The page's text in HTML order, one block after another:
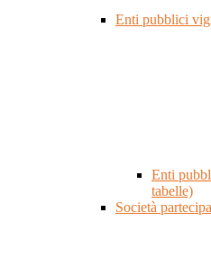
Enti pubblici
Enti
tabelle)
Società